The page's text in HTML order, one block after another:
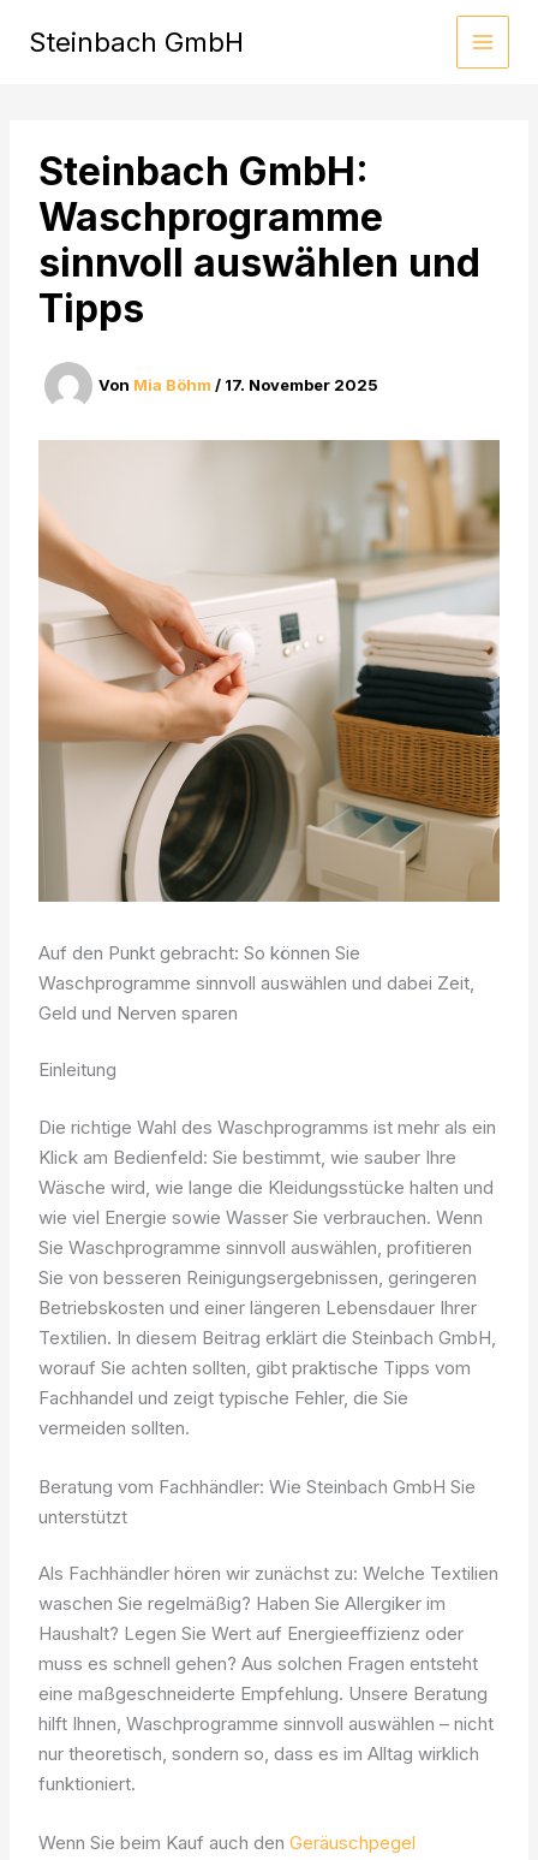
InhaltSteinbach GmbH
Steinbach GmbH:
Waschprogramme
sinnvoll auswählen und
Tipps
Von Mia Böhm/ 17. November 2025
Auf den Punkt gebracht: So können Sie
Waschprogramme sinnvoll auswählen und dabei Zeit,
Geld und Nerven sparen
Einleitung
Die richtige Wahl des Waschprogramms ist mehr als ein
Klick am Bedienfeld: Sie bestimmt, wie sauber Ihre
Wäsche wird, wie lange die Kleidungsstücke halten und
wie viel Energie sowie Wasser Sie verbrauchen. Wenn
Sie Waschprogramme sinnvoll auswählen, profitieren
Sie von besseren Reinigungsergebnissen, geringeren
Betriebskosten und einer längeren Lebensdauer Ihrer
Textilien. In diesem Beitrag erklärt die Steinbach GmbH,
worauf Sie achten sollten, gibt praktische Tipps vom
Fachhandel und zeigt typische Fehler, die Sie
vermeiden sollten.
Beratung vom Fachhändler: Wie Steinbach GmbH Sie
unterstützt
Als Fachhändler hören wir zunächst zu: Welche Textilien
waschen Sie regelmäßig? Haben Sie Allergiker im
Haushalt? Legen Sie Wert auf Energieeffizienz oder
muss es schnell gehen? Aus solchen Fragen entsteht
eine maßgeschneiderte Empfehlung. Unsere Beratung
hilft Ihnen, Waschprogramme sinnvoll auswählen – nicht
nur theoretisch, sondern so, dass es im Alltag wirklich
funktioniert.
Wenn Sie beim Kauf auch denGeräuschpegel